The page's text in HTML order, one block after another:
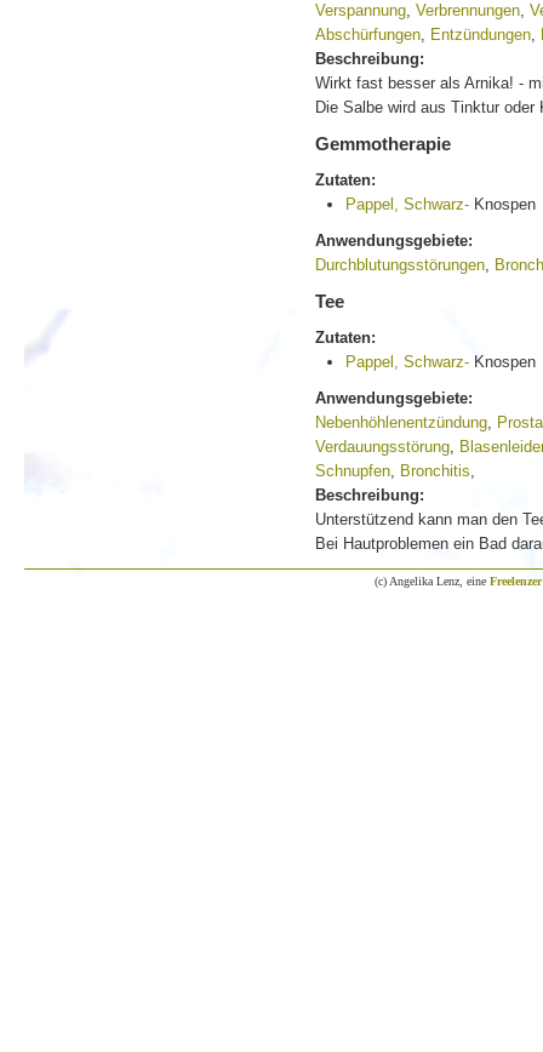
Verspannung, Verbrennungen,
Abschürfungen, Entzündungen,
Beschreibung:
Wirkt fast besser als Arnika! -
Die Salbe wird aus Tinktur
Gemmotherapie
Zutaten:
Pappel, Schwarz- Knospen
Anwendungsgebiete:
Durchblutungsstörungen,
Tee
Zutaten:
Pappel, Schwarz- Knospen
Anwendungsgebiete:
Nebenhöhlenentzündung,
Verdauungsstörung,
Schnupfen, Bronchitis,
Beschreibung:
Unterstützend kann man den
Bei Hautproblemen ein Bad
(c) Angelika Lenz, eine Freelenzer